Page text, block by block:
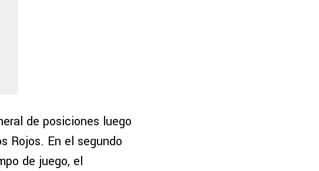
de posiciones luego
Rojos. En el segundo
de juego, el